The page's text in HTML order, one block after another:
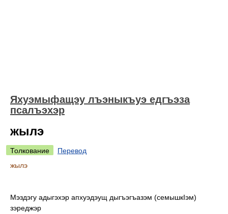
Яхуэмыфащэу лъэныкъуэ едгъэза
псалъэхэр
жылэ
Толкование
Перевод
жылэ
Мэздэгу адыгэхэр апхуэдэущ дыгъэгъазэм (семышкIэм)
зэреджэр